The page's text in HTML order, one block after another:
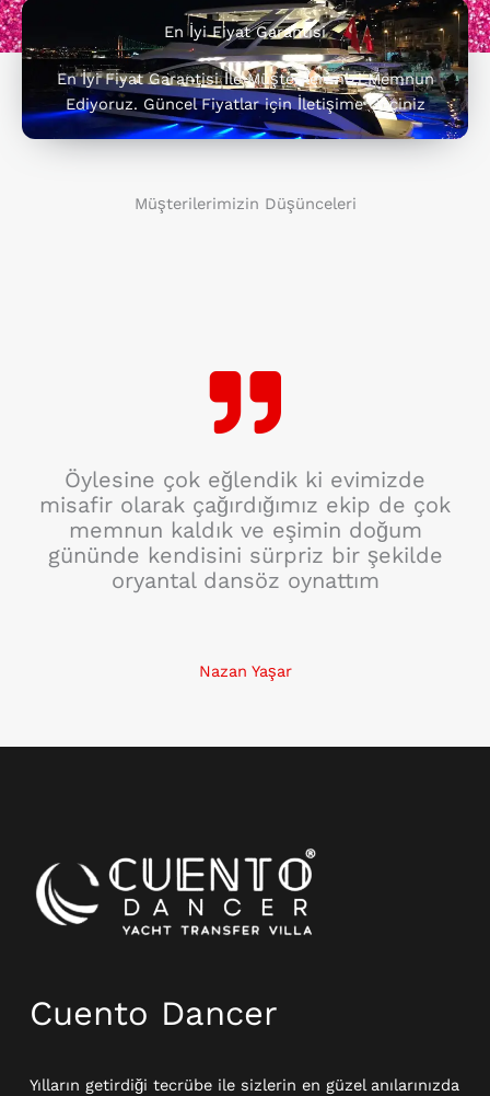
En İyi Fiyat Garantisi
En İyi Fiyat Garantisi İle Müşterilerimizi Memnun
Ediyoruz. Güncel Fiyatlar için İletişime Geçiniz
Müşterilerimizin Düşünceleri
Öylesine çok eğlendik ki evimizde
misafir olarak çağırdığımız ekip de çok
memnun kaldık ve eşimin doğum
gününde kendisini sürpriz bir şekilde
oryantal dansöz oynattım
Nazan Yaşar
Cuento Dancer
Yılların getirdiği tecrübe ile sizlerin en güzel anılarınızda
Instagram